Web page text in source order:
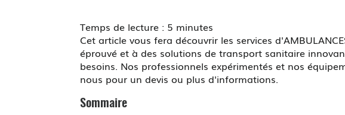
Temps de lecture : 5 minutes
Cet article vous fera découvrir les services
éprouvé et à des solutions de transport sanitaire
besoins. Nos professionnels expérimentés et nos
nous pour un devis ou plus d'informations.
Sommaire